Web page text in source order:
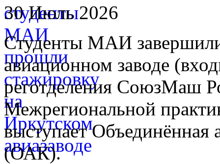
30 Июль 2026
Студенты МАИ
авиационном заводе
реготделения СоюзМаш
Межрегиональной
выступает Объединённая
(ОАК).